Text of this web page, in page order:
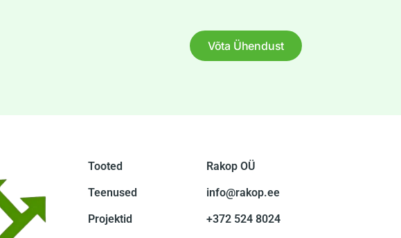
Võta Ühendust
Tooted
Teenused
Projektid
Rakop OÜ
info@rakop.ee
+372 524 8024